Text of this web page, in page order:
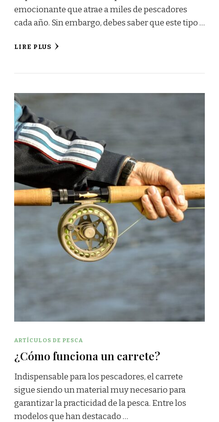
emocionante que atrae a miles de pescadores
cada año. Sin embargo, debes saber que este tipo …
LIRE PLUS
ARTÍCULOS DE PESCA
¿Cómo funciona un carrete?
Indispensable para los pescadores, el carrete
sigue siendo un material muy necesario para
garantizar la practicidad de la pesca. Entre los
modelos que han destacado …